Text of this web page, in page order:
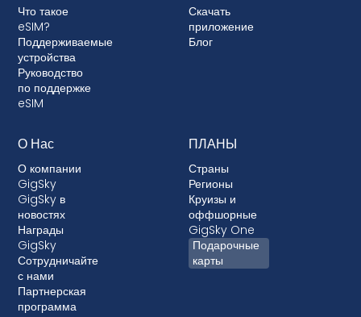
ваше устройство, не позволяя использовать
eSIM. Хотя блокировка не разрешена в
большинстве стран, в тех случаях, когда это
происходит, она почти всегда связана с
постоплатными тарифными планами, где ваше
устройство финансируется.
Что такое
eSIM?
Поддерживаемые
устройства
Руководство
по поддержке
eSIM
Скачать
приложение
Блог
О Нас
О компании
GigSky
GigSky в
новостях
Награды
GigSky
Сотрудничайте
с нами
Партнерская
программа
ПЛАНЫ
Страны
Регионы
Круизы и
оффшорные
GigSky One
Подарочные
карты